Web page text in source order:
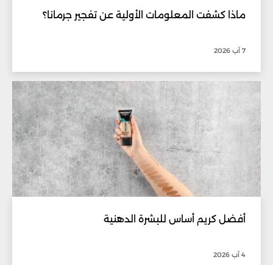
ماذا كشفت المعلومات الأولية عن تفجير جرمانا؟
7 آب 2026
أفضل كريم أساس للبشرة الدهنية
4 آب 2026